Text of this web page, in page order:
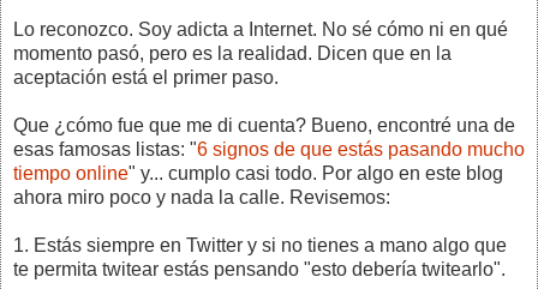
Lo reconozco. Soy adicta a Internet. No sé cómo ni en qué
momento pasó, pero es la realidad. Dicen que en la
aceptación está el primer paso.
Que ¿cómo fue que me di cuenta? Bueno, encontré una de
esas famosas listas: "6 signos de que estás pasando mucho
tiempo online" y... cumplo casi todo. Por algo en este blog
ahora miro poco y nada la calle. Revisemos:
1. Estás siempre en Twitter y si no tienes a mano algo que
te permita twitear estás pensando "esto debería twitearlo".